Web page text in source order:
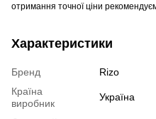
отримання точної ціни
Характеристики
Бренд
Rizo
Країна
виробник
Україна